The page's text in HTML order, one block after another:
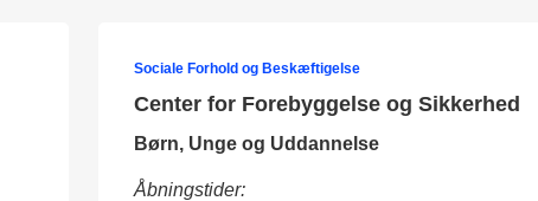
Sociale Forhold og Beskæftigelse
Center for Forebyggelse og Sikkerhed
Børn, Unge og Uddannelse
Åbningstider: